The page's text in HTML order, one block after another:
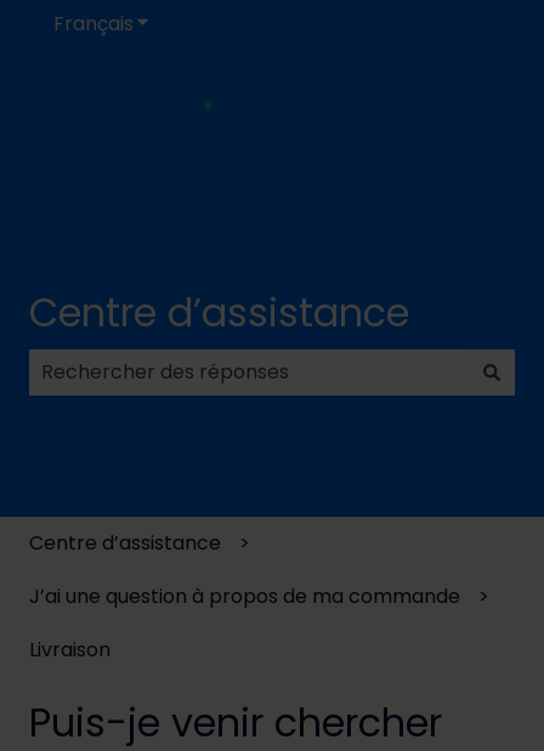
FrançaisAfficher le sous-menu pour les traductions
Centre d’assistance
Centre d’assistance
J’ai une question à propos de ma commande
Livraison
Puis-je venir chercher